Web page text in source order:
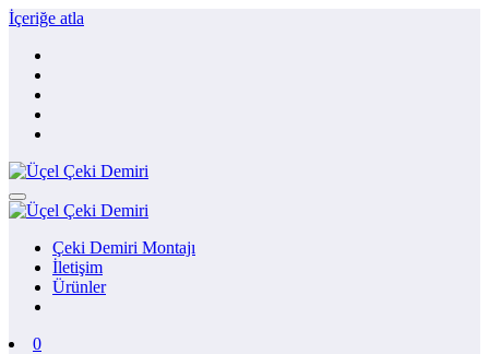
İçeriğe atla
Çeki Demiri Montajı
İletişim
Ürünler
0